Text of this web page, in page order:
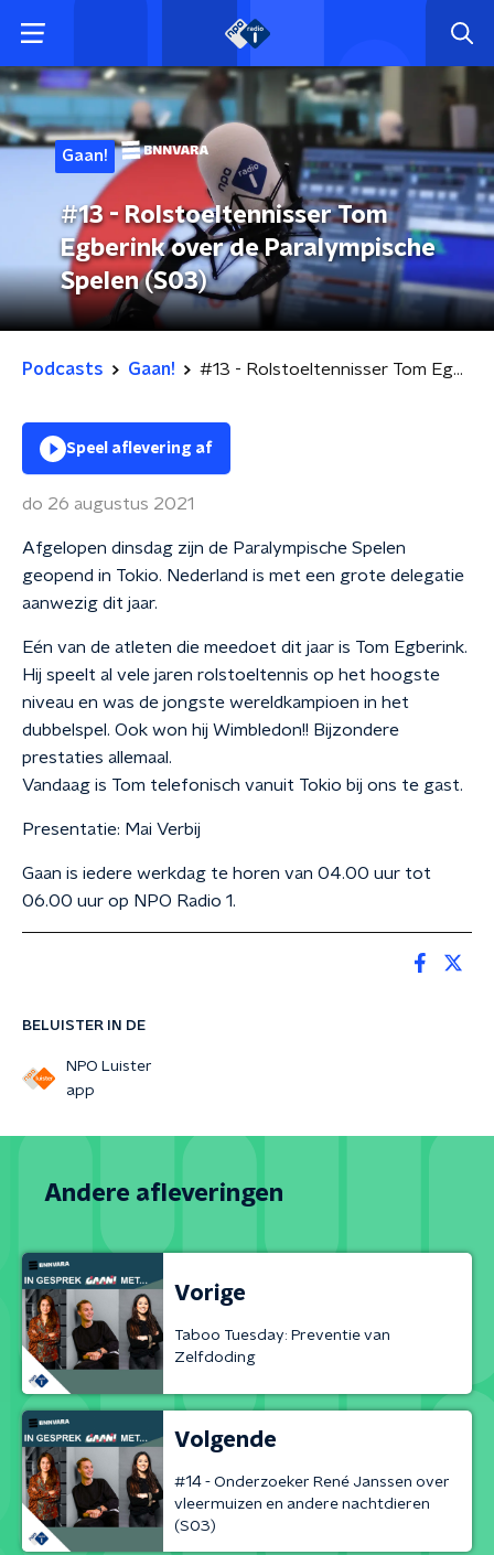
Gaan!
#13 - Rolstoeltennisser Tom
Egberink over de Paralympische
Spelen (S03)
Podcasts Gaan! #13 - Rolstoeltennisser Tom Egberink over de Paralympische Spelen (S03)
BELUISTER IN DE
NPO Luister
app
Speel aflevering af
do 26 augustus 2021
Afgelopen dinsdag zijn de Paralympische Spelen
geopend in Tokio. Nederland is met een grote delegatie
aanwezig dit jaar.
Eén van de atleten die meedoet dit jaar is Tom Egberink.
Hij speelt al vele jaren rolstoeltennis op het hoogste
niveau en was de jongste wereldkampioen in het
dubbelspel. Ook won hij Wimbledon!! Bijzondere
prestaties allemaal.
Vandaag is Tom telefonisch vanuit Tokio bij ons te gast.
Presentatie: Mai Verbij
Gaan is iedere werkdag te horen van 04.00 uur tot
06.00 uur op NPO Radio 1.
Andere afleveringen
Vorige
Taboo Tuesday: Preventie van
Zelfdoding
Volgende
#14 - Onderzoeker René Janssen over
vleermuizen en andere nachtdieren
(S03)